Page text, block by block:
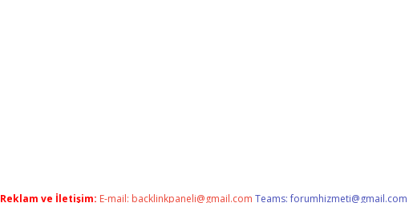
Reklam ve İletişim: E-mail: backlinkpaneli@gmail.com Teams:forumhizmeti@gmail.com